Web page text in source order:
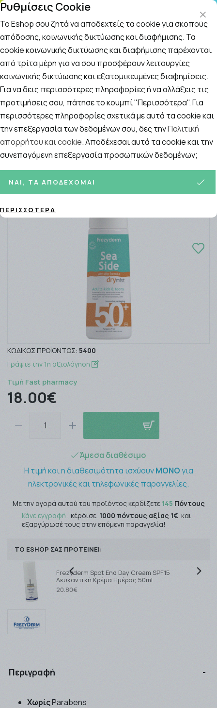
ΤΗΛΕΦΩΝΙΚΟ ΚΕΝΤΡΟ: Δευτ.-Παρασκευή 09:00-14:00 και Σάββατο
09:00-14:00
Αναζήτηση
Αρχική / Εταιρίες / Frezyderm /Frezyderm Sea Side Dry Mist
Frezyderm Sea Side Dry Mist
SPF50+ Αντηλιακό Spray Σώματος
για Όλη την Οικογένεια 300ml
ΚΩΔΙΚΌΣ ΠΡΟΪΌΝΤΟΣ: 5400
Γράψτε την 1η αξιολόγηση
Τιμή Fast pharmacy
18.00€
Άμεσα διαθέσιμο
Η τιμή και η διαθεσιμότητα ισχύουνΜΟΝΟγια
ηλεκτρονικές και τηλεφωνικές παραγγελίες.
Με την αγορά αυτού του προϊόντος κερδίζετε 145 Πόντους
Κάνε εγγραφή , κέρδισε 1000 πόντους αξίας 1€ και
εξαργύρωσέ τους στην επόμενη παραγγελία!
ΤΟ ESHOP ΣΑΣ ΠΡΟΤΕΙΝΕΙ:
Frezyderm Spot End Day Cream SPF15
Λευκαντική Κρέμα Ημέρας 50ml
20.80€
Περιγραφή
ΧωρίςParabens
Ρυθμίσεις Cookie
Το Eshop σου ζητά να αποδεχτείς τα cookie για σκοπούς
απόδοσης, κοινωνικής δικτύωσης και διαφήμισης. Τα
cookie κοινωνικής δικτύωσης και διαφήμισης παρέχονται
από τρίτα μέρη για να σου προσφέρουν λειτουργίες
κοινωνικής δικτύωσης και εξατομικευμένες διαφημίσεις.
Για να δεις περισσότερες πληροφορίες ή να αλλάξεις τις
προτιμήσεις σου, πάτησε το κουμπί "Περισσότερα". Για
περισσότερες πληροφορίες σχετικά με αυτά τα cookie και
την επεξεργασία των δεδομένων σου, δες τηνΠολιτική
απορρήτου και cookie. Αποδέχεσαι αυτά τα cookie και την
συνεπαγόμενη επεξεργασία προσωπικών δεδομένων;
ΝΑΙ, ΤΑ ΑΠΟΔΈΧΟΜΑΙ
ΠΕΡΙΣΣΌΤΕΡΑ